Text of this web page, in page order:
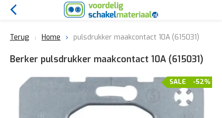
Terug Home pulsdrukker maakcontact 10A (615031)
Berker pulsdrukker maakcontact 10A (615031)
-52%
SALE